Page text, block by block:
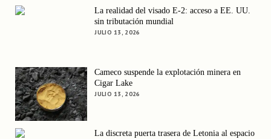
La realidad del visado E-2: acceso a EE. UU.
sin tributación mundial
JULIO 13, 2026
Cameco suspende la explotación minera en
Cigar Lake
JULIO 13, 2026
La discreta puerta trasera de Letonia al espacio